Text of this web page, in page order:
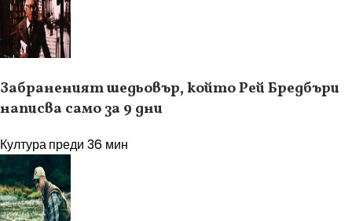
Забраненият шедьовър, който Рей Бредбъри
написва само за 9 дни
Културапреди 36 мин